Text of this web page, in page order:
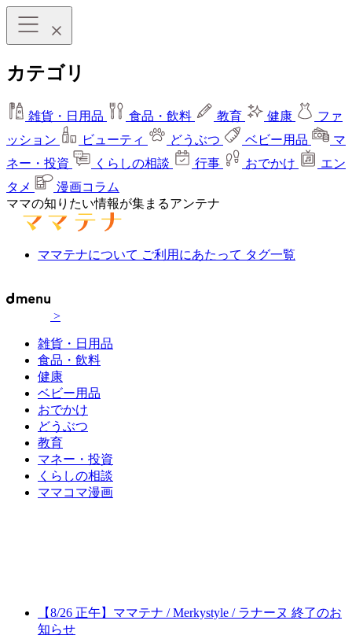
カテゴリ
雑貨・日用品 食品・飲料 教育 健康
ファ
ッション
ビューティ どうぶつ ベビー用品
マ
ネー・投資
くらしの相談 行事 おでかけ
エン
タメ
漫画コラム
ママの知りたい情報が集まるアンテナ
ママテナについて ご利用にあたって タグ一覧
>
雑貨・日用品
食品・飲料
健康
ベビー用品
おでかけ
どうぶつ
教育
マネー・投資
くらしの相談
ママコマ漫画
【8/26 正午】ママテナ / Merkystyle / ラナーヌ 終了のお
知らせ